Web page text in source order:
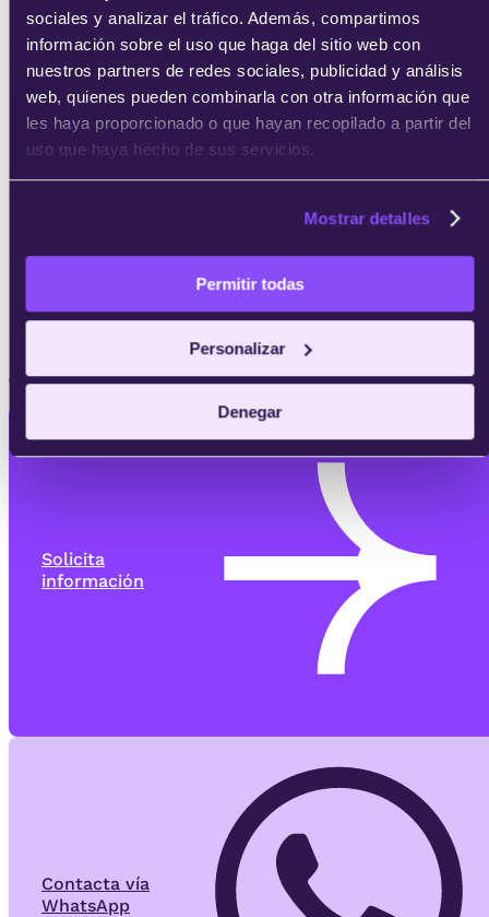
sociales y analizar el tráfico. Además, compartimos
información sobre el uso que haga del sitio web con
nuestros partners de redes sociales, publicidad y análisis
web, quienes pueden combinarla con otra información que
les haya proporcionado o que hayan recopilado a partir del
uso que haya hecho de sus servicios.
Mostrar detalles
Permitir todas
Personalizar
Denegar
Microsoft certifies: Security, Compliance and Identity
Fundamentals (SC-900)
Certificación Azure Fundamentals (AZ-900)
¿Buscas alguna de estas certificaciones?
Solicita
información
Contacta vía
WhatsApp